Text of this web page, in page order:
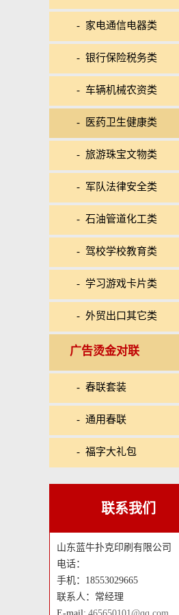
- 家电通信电器类
- 银行保险税务类
- 车辆机械农资类
- 医药卫生健康类
- 旅游珠宝文物类
- 军队法律安全类
- 石油管道化工类
- 驾校学校教育类
- 学习游戏卡片类
- 外贸出口其它类
广告烫金对联
- 春联套装
- 通用春联
- 福字大礼包
联系我们
山东蓝牛扑克印刷有限公司
电话：
手机：18553029665
联系人：常经理